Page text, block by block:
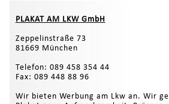
PLAKAT AM LKW GmbH
Zeppelinstraße 73
81669 München
Telefon: 089 458 354 44
Fax: 089 448 88 96
Wir bieten Werbung am Lkw an. Wir